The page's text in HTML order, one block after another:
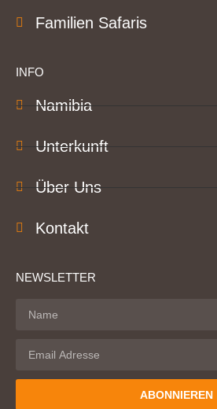
Familien Safaris
INFO
Namibia
Unterkunft
Über Uns
Kontakt
NEWSLETTER
ABONNIEREN